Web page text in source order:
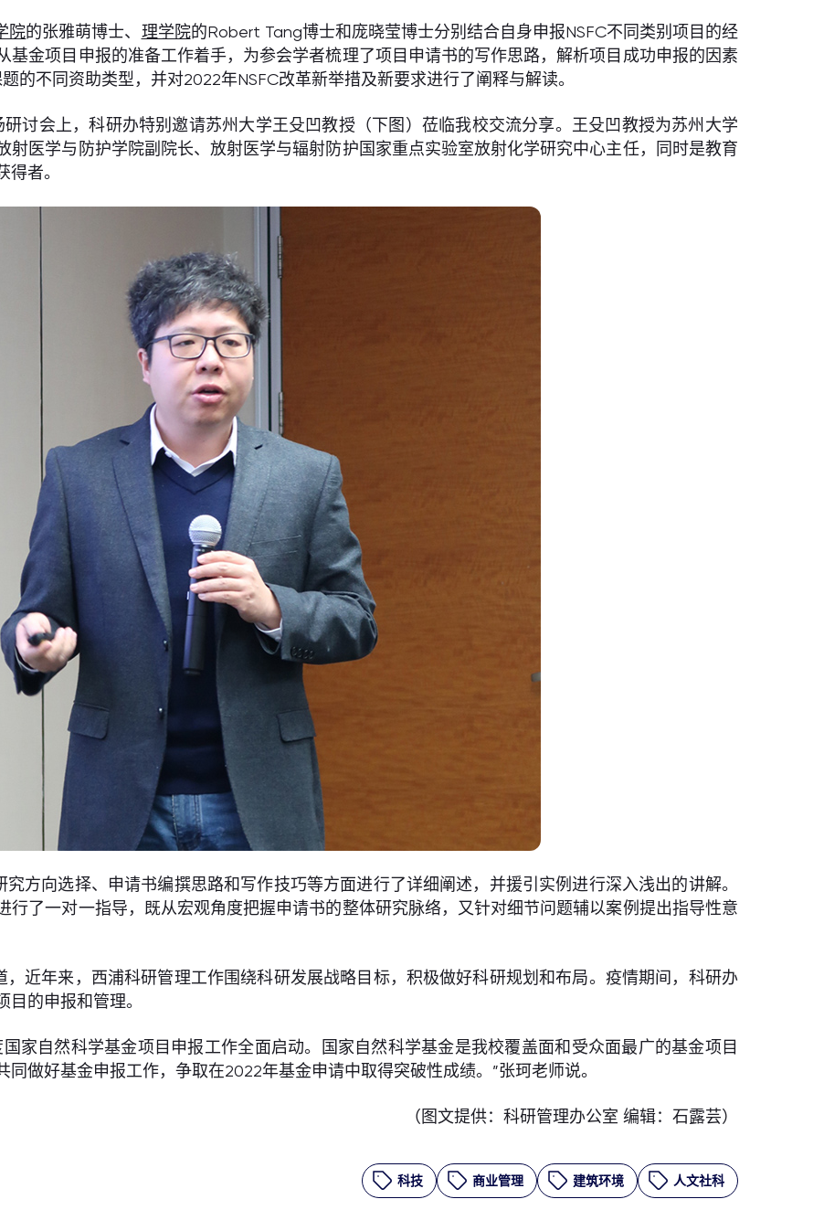
院的张雅萌博士、 理学院的Robert Tang博士和庞晓莹博士分别结合自身申报NSFC不同类别项目的经
基金项目申报的准备工作着手，为参会学者梳理了项目申请书的写作思路，解析项目成功申报的因素
的不同资助类型，并对2022年NSFC改革新举措及新要求进行了阐释与解读。
研讨会上，科研办特别邀请苏州大学王殳凹教授（下图）莅临我校交流分享。王殳凹教授为苏州大学
射医学与防护学院副院长、放射医学与辐射防护国家重点实验室放射化学研究中心主任，同时是教育
者。
方向选择、申请书编撰思路和写作技巧等方面进行了详细阐述，并援引实例进行深入浅出的讲解。
行了一对一指导，既从宏观角度把握申请书的整体研究脉络，又针对细节问题辅以案例提出指导性意
近年来，西浦科研管理工作围绕科研发展战略目标，积极做好科研规划和布局。疫情期间，科研办
的申报和管理。
家自然科学基金项目申报工作全面启动。国家自然科学基金是我校覆盖面和受众面最广的基金项目
做好基金申报工作，争取在2022年基金申请中取得突破性成绩。”张珂老师说。
（图文提供：科研管理办公室 编辑：石露芸）
科技 商业管理 建筑环境 人文社科